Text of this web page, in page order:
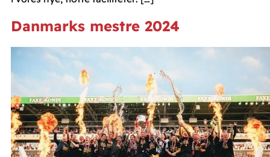
Danmarks mestre 2024